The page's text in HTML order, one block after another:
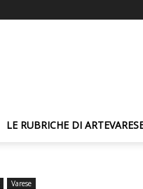
LE RUBRICHE DI
Varese